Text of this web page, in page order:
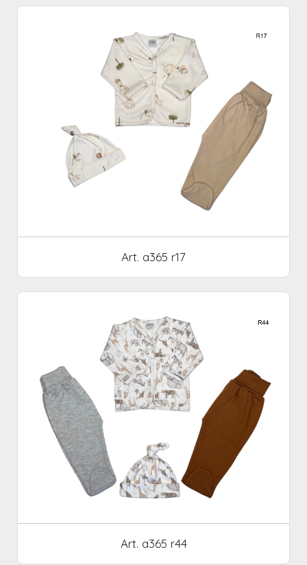
Art. a365 r17
Art. a365 r44